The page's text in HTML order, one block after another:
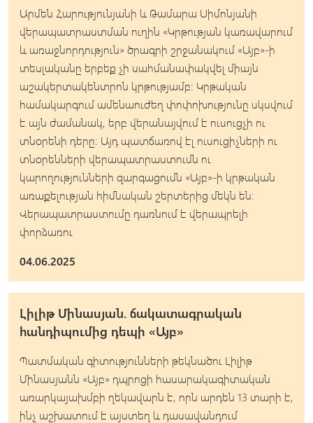
Արմեն Հարությունյանի և Թամարա Սիմոնյանի
վերապատրաստման ուղին «Կրթության կառավարում
և առաջնորդություն» ծրագրի շրջանակում «Այբ»-ի
տեսլականը երբեք չի սահմանափակվել միայն
աշակերտակենտրոն կրթությամբ։ Կրթական
համակարգում ամենաուժեղ փոփոխությունը սկսվում
է այն ժամանակ, երբ վերանայվում է ուսուցչի ու
տնօրենի դերը։ Այդ պատճառով էլ ուսուցիչների ու
տնօրենների վերապատրաստումն ու
կարողությունների զարգացումն «Այբ»-ի կրթական
առաքելության հիմնական շերտերից մեկն են։
Վերապատրաստումը դառնում է վերապրելի
փորձառու
04.06.2025
Լիլիթ Մինասյան. ճակատագրական
հանդիպումից դեպի «Այբ»
Պատմական գիտությունների թեկնածու Լիլիթ
Մինասյանն «Այբ» դպրոցի հասարակագիտական
առարկայախմբի ղեկավարն է, որն արդեն 13 տարի է,
ինչ աշխատում է այստեղ և դասավանդում